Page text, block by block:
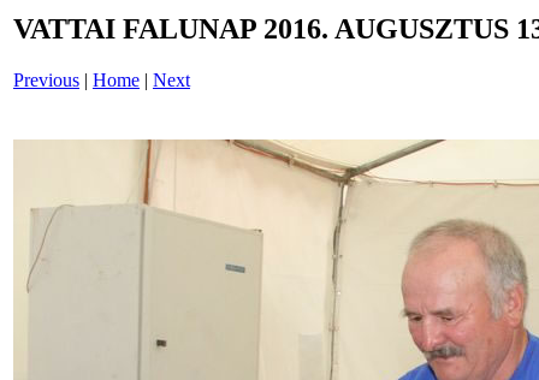
VATTAI FALUNAP 2016. AUGUSZTUS
Previous | Home | Next